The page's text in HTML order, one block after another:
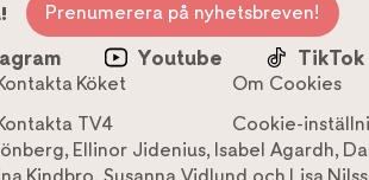
Prenumerera på nyhetsbreven!
Youtube TikTok
Köket Om Cookies
TV4 Cookie-
, Ellinor Jidenius, Isabel Agardh,